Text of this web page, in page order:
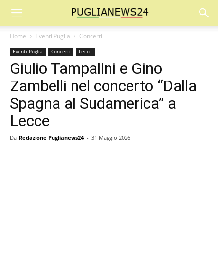
Home Eventi Puglia Concerti
Eventi Puglia Concerti Lecce
Giulio Tampalini e Gino
Zambelli nel concerto “Dalla
Spagna al Sudamerica” a
Lecce
Da Redazione Puglianews24 - 31 Maggio 2026